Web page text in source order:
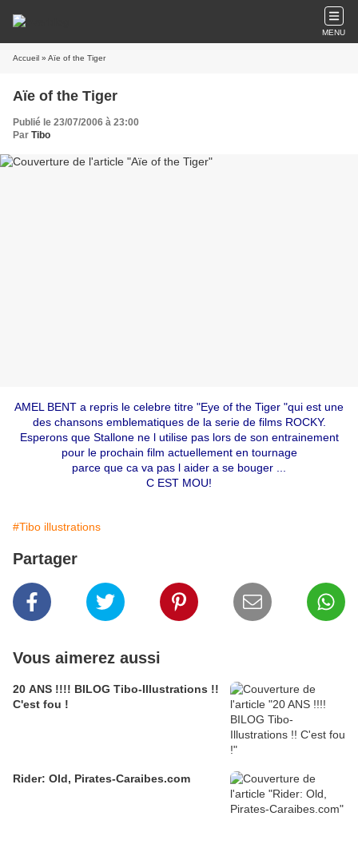
MENU
Accueil » Aïe of the Tiger
Aïe of the Tiger
Publié le 23/07/2006 à 23:00
Par Tibo
AMEL BENT a repris le celebre titre "Eye of the Tiger "qui est une
des chansons emblematiques de la serie de films ROCKY.
Esperons que Stallone ne l utilise pas lors de son entrainement
pour le prochain film actuellement en tournage
parce que ca va pas l aider a se bouger ...
C EST MOU!
#Tibo illustrations
Partager
Vous aimerez aussi
20 ANS !!!! BILOG Tibo-Illustrations !!
C'est fou !
Rider: Old, Pirates-Caraibes.com